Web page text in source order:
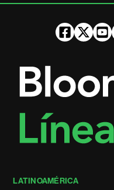
LATINOAMÉRICA